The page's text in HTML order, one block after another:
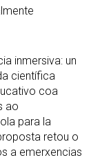
inmersiva: un
científica
coa
ao
para la
retou o
a emerxencias